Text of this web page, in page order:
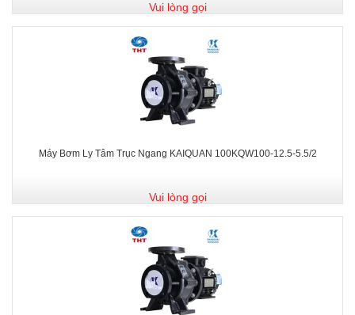
Vui lòng gọi
Máy Bơm Ly Tâm Trục Ngang KAIQUAN 100KQW100-12.5-5.5/2
Vui lòng gọi